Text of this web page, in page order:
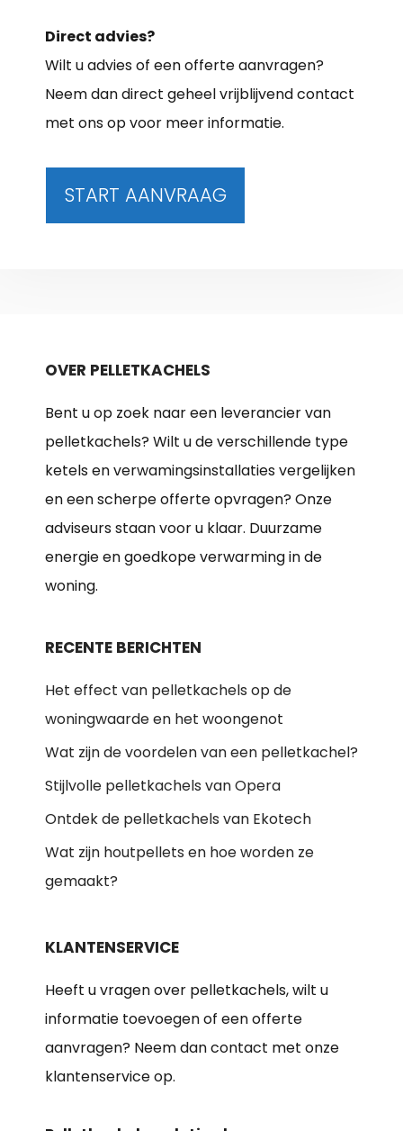
Direct advies?
Wilt u advies of een offerte aanvragen?
Neem dan direct geheel vrijblijvend contact
met ons op voor meer informatie.
START AANVRAAG
OVER PELLETKACHELS
Bent u op zoek naar een leverancier van
pelletkachels? Wilt u de verschillende type
ketels en verwamingsinstallaties vergelijken
en een scherpe offerte opvragen? Onze
adviseurs staan voor u klaar. Duurzame
energie en goedkope verwarming in de
woning.
RECENTE BERICHTEN
Het effect van pelletkachels op de
woningwaarde en het woongenot
Wat zijn de voordelen van een pelletkachel?
Stijlvolle pelletkachels van Opera
Ontdek de pelletkachels van Ekotech
Wat zijn houtpellets en hoe worden ze
gemaakt?
KLANTENSERVICE
Heeft u vragen over pelletkachels, wilt u
informatie toevoegen of een offerte
aanvragen? Neem dan contact met onze
klantenservice op.